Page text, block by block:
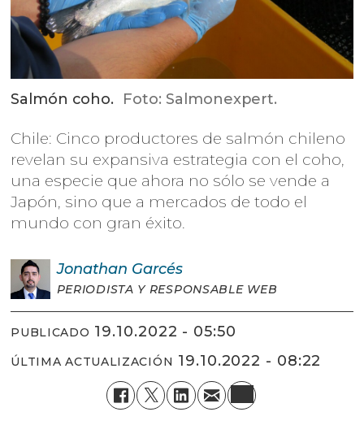
Salmón coho. Foto: Salmonexpert.
Chile: Cinco productores de salmón chileno
revelan su expansiva estrategia con el coho,
una especie que ahora no sólo se vende a
Japón, sino que a mercados de todo el
mundo con gran éxito.
Jonathan Garcés
PERIODISTA Y RESPONSABLE WEB
PUBLICADO 19.10.2022 - 05:50
ÚLTIMA ACTUALIZACIÓN 19.10.2022 - 08:22